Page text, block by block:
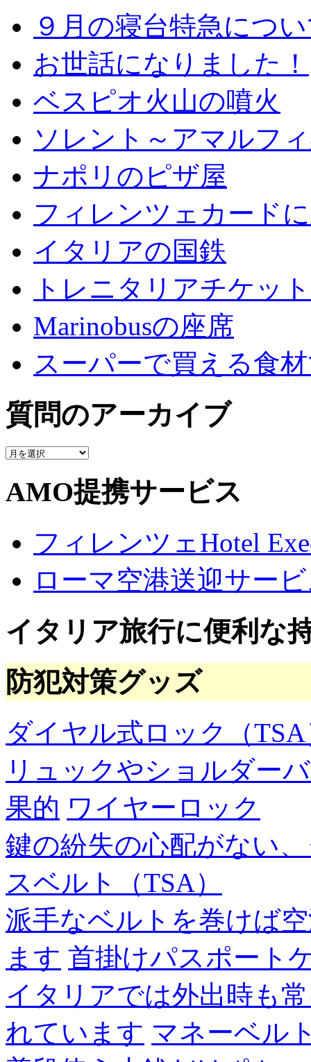
９月の寝台特急につ
お世話になりました！
ベスピオ火山の噴火
ソレント～アマルフ
ナポリのピザ屋
フィレンツェカード
イタリアの国鉄
トレニタリアチケッ
Marinobusの座席
スーパーで買える食
質問のアーカイブ
質
の
ア
イ
AMO提携サービス
フィレンツェHotel
ローマ空港送迎サー
イタリア旅行に便利な
防犯対策グッズ
ダイヤル式ロック（
リュックやショルダー
果的 ワイヤーロック
鍵の紛失の心配がない
スベルト（TSA）
派手なベルトを巻けば
ます 首掛けパスポート
イタリアでは外出時も
れています マネーベル